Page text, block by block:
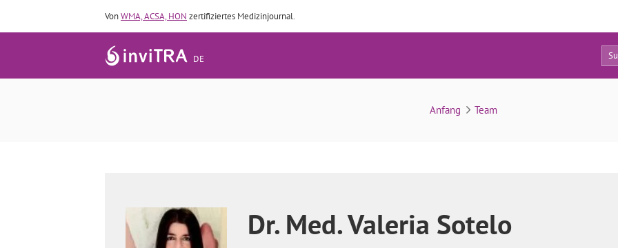
VonWMA, ACSA, HON zertifiziertes Medizinjournal.
DE
Vor- und Nachteile der Insemination 11
Anfang Team
Dr. Med. Valeria Sotelo